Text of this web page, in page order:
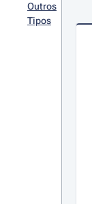
Outros
Tipos